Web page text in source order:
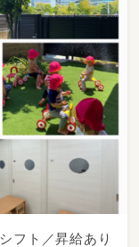
フト／昇給あり